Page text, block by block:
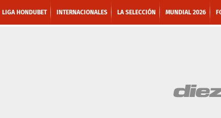
LIGA HONDUBET INTERNACIONALES LA SELECCIÓN MUNDIAL 2026